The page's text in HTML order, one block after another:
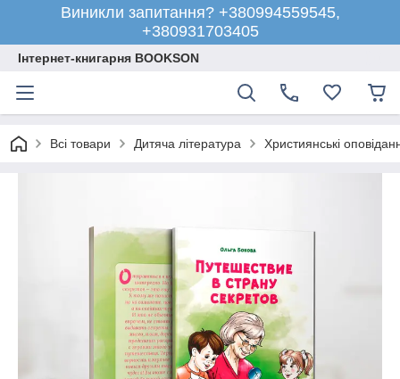
Виникли запитання? +380994559545,
+380931703405
Інтернет-книгарня BOOKSON
Всі товари Дитяча література Християнські